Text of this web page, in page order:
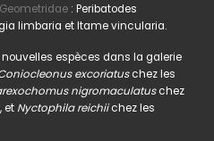
: Peribatodes
limbaria et Itame vincularia.
espèces dans la galerie
excoriatuschez les
nigromaculatuschez
, et Nyctophila reichiichez les